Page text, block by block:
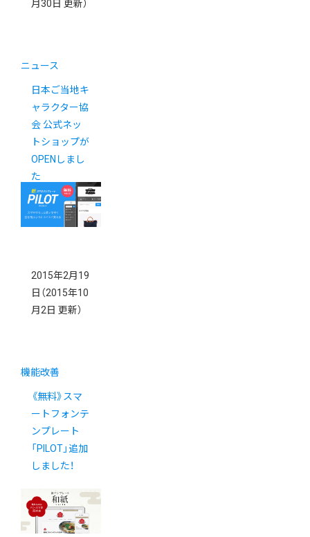
月30日 更新）
ニュース
日本ご当地キ
ャラクター協
会 公式ネッ
トショップが
OPENしまし
た
2015年2月19
日 （2015年10
月2日 更新）
機能改善
《無料》スマ
ートフォンテ
ンプレート
「PILOT」追加
しました！